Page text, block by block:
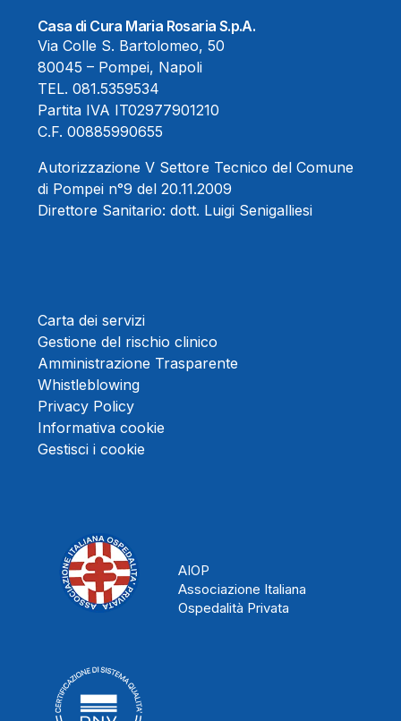
Casa di Cura Maria Rosaria S.p.A.
Via Colle S. Bartolomeo, 50
80045 – Pompei, Napoli
TEL. 081.5359534
Partita IVA IT02977901210
C.F. 00885990655
Autorizzazione V Settore Tecnico del Comune
di Pompei n°9 del 20.11.2009
Direttore Sanitario: dott. Luigi Senigalliesi
Carta dei servizi
Gestione del rischio clinico
Amministrazione Trasparente
Whistleblowing
Privacy Policy
Informativa cookie
Gestisci i cookie
AIOP
Associazione Italiana
Ospedalità Privata